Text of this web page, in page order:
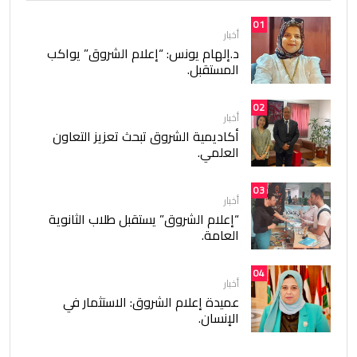
01
أخبار
د.إلهام يونس: “إعلام الشروق” يواكب
المستقبل.
02
أخبار
أكاديمية الشروق تبحث تعزيز التعاون
العلمي.
03
أخبار
“إعلام الشروق” يستقبل طلاب الثانوية
العامة.
04
أخبار
عميدة إعلام الشروق: الاستثمار في
الإنسان.